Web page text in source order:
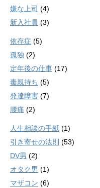
嫌な上司 (4)
新入社員 (3)
依存症 (5)
孤独 (2)
定年後の仕事 (17)
毒親持ち (5)
発達障害 (7)
腰痛 (2)
人生相談の手紙 (1)
引き寄せの法則 (53)
DV男 (2)
オタク男 (1)
マザコン (6)